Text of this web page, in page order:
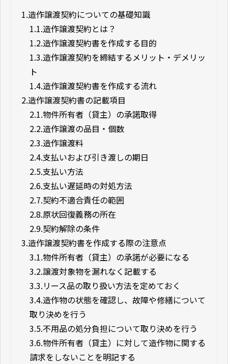
1.造作譲渡契約についての基礎知識
1.1.造作譲渡契約とは？
1.2.造作譲渡契約書を作成する目的
1.3.造作譲渡契約を締結するメリット・デメリッ
ト
1.4.造作譲渡契約書を作成する流れ
2.造作譲渡契約書の記載項目
2.1.物件所有者（貸主）の承諾取得
2.2.造作譲渡の品目・個数
2.3.造作譲渡料
2.4.支払いおよび引き渡しの期日
2.5.支払い方法
2.6.支払い遅延時の対処方法
2.7.契約不適合責任の範囲
2.8.原状回復義務の所在
2.9.契約解除の条件
3.造作譲渡契約書を作成する際の注意点
3.1.物件所有者（貸主）の承諾が必要になる
3.2.譲渡対象物を漏れなく記載する
3.3.リース品の取り扱い方法を定めておく
3.4.造作物の状態を確認し、故障や修繕について
取り決めを行う
3.5.不用品の処分負担について取り決めを行う
3.6.物件所有者（貸主）に対して造作物に関する
請求をしないことを明記する